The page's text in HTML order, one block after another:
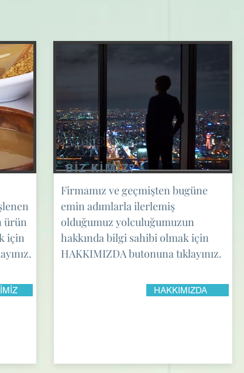
ürün
için
BİZ KİMİZ?
Firmamız ve geçmişten bugüne
emin adımlarla ilerlemiş
olduğumuz yolculuğumuzun
hakkında bilgi sahibi olmak için
HAKKIMIZDA butonuna tıklayınız.
HAKKIMIZDA